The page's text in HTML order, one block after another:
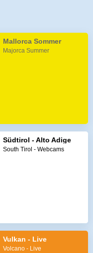
Mallorca Sommer
Majorca Summer
Südtirol - Alto Adige
South Tirol - Webcams
Vulkan - Live
Volcano - Live